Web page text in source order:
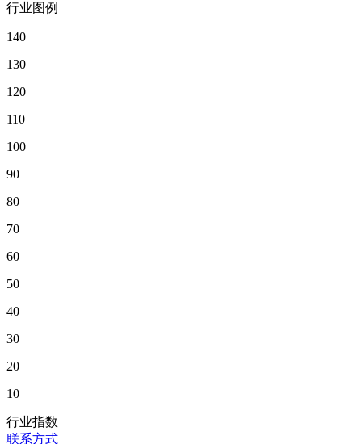
行业图例
140
130
120
110
100
90
80
70
60
50
40
30
20
10
行业指数
联系方式